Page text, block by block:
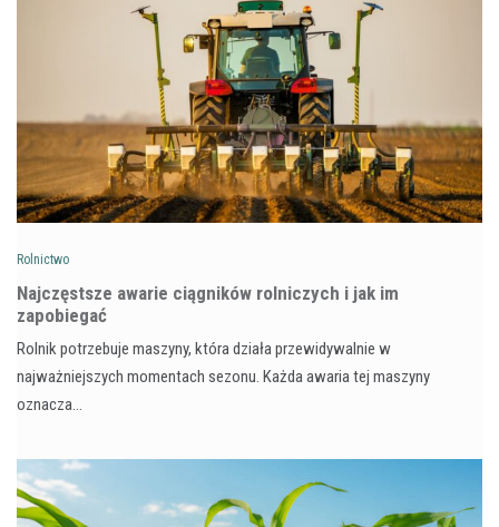
Rolnictwo
Najczęstsze awarie ciągników rolniczych i jak im
zapobiegać
Rolnik potrzebuje maszyny, która działa przewidywalnie w
najważniejszych momentach sezonu. Każda awaria tej maszyny
oznacza…